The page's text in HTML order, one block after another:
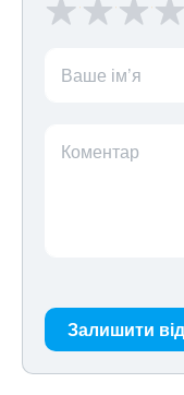
Ваше ім’я
Коментар
Залишити